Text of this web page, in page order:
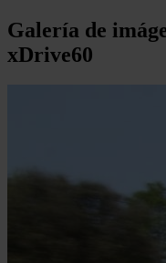
Galería de
xDrive60